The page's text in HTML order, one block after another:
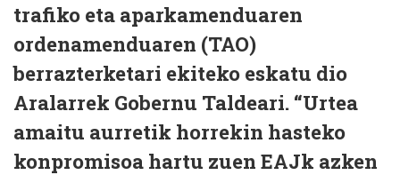
trafiko eta aparkamenduaren
ordenamenduaren (TAO)
berrazterketari ekiteko eskatu dio
Aralarrek Gobernu Taldeari. “Urtea
amaitu aurretik horrekin hasteko
konpromisoa hartu zuen EAJk azken